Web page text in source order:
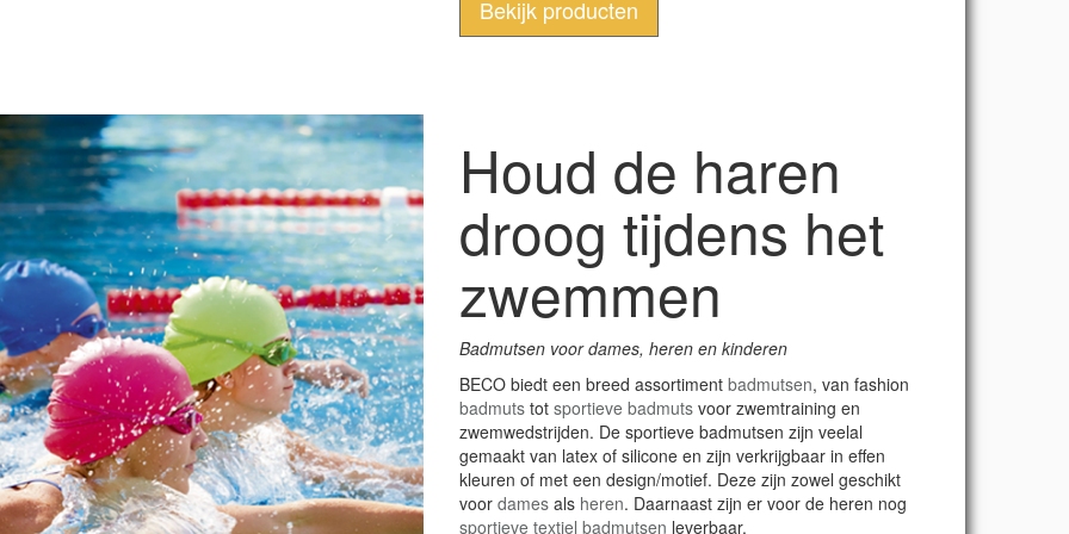
Bekijk producten
Houd de haren
droog tijdens het
zwemmen
Badmutsen voor dames, heren en kinderen
BECO biedt een breed assortimentbadmutsen, van fashion
badmuts totsportieve badmuts voor zwemtraining en
zwemwedstrijden. De sportieve badmutsen zijn veelal
gemaakt van latex of silicone en zijn verkrijgbaar in effen
kleuren of met een design/motief. Deze zijn zowel geschikt
voordames als heren. Daarnaast zijn er voor de heren nog
sportieve textiel badmutsen leverbaar.